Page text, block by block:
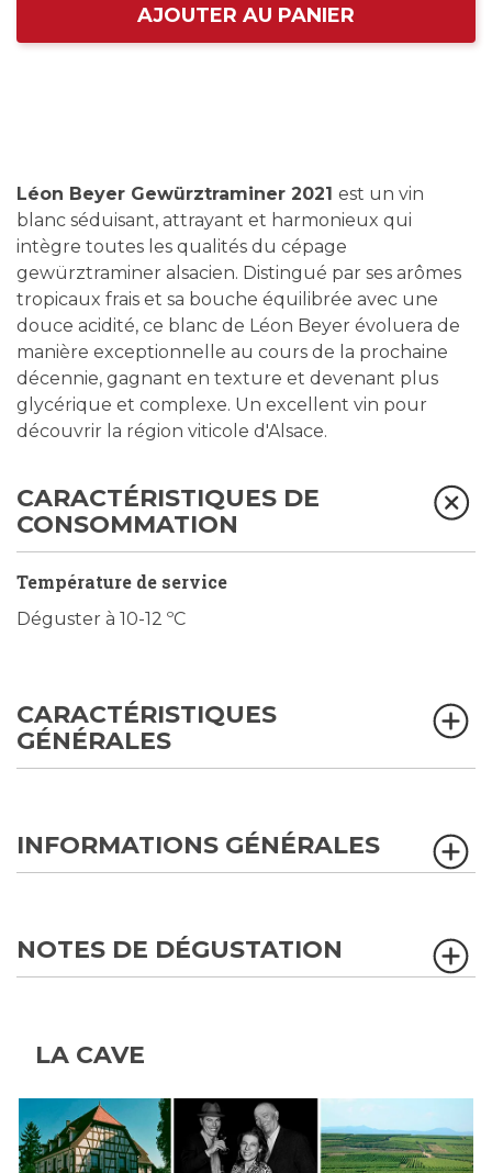
AJOUTER AU PANIER
Léon Beyer Gewürztraminer 2021 est un vin
blanc séduisant, attrayant et harmonieux qui
intègre toutes les qualités du cépage
gewürztraminer alsacien. Distingué par ses arômes
tropicaux frais et sa bouche équilibrée avec une
douce acidité, ce blanc de Léon Beyer évoluera de
manière exceptionnelle au cours de la prochaine
décennie, gagnant en texture et devenant plus
glycérique et complexe. Un excellent vin pour
découvrir la région viticole d'Alsace.
CARACTÉRISTIQUES DE
CONSOMMATION
Température de service
Déguster à 10-12 ºC
CARACTÉRISTIQUES
GÉNÉRALES
INFORMATIONS GÉNÉRALES
NOTES DE DÉGUSTATION
LA CAVE